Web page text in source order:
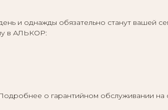
и однажды обязательно станут вашей
в АЛЬКОР:
о гарантийном обслуживании на